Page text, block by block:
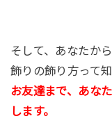
そして、あなたか
飾りの飾り方って
お友達まで、あな
します。